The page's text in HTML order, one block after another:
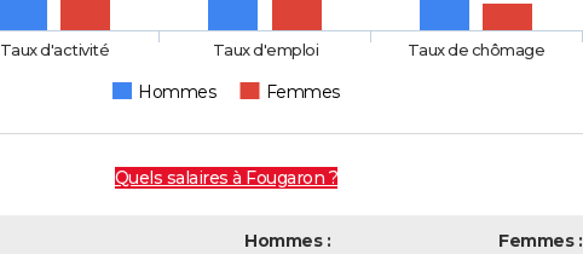
Hommes Femmes
Taux d'activité Taux d'emploi Taux de chômage
Quels salaires à Fougaron ?
Hommes :
Femmes :